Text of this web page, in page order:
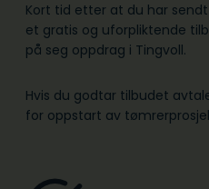
Kort tid etter at du har
et gratis og uforpliktende
på seg oppdrag i Tingvoll.
Hvis du godtar tilbudet
for oppstart av